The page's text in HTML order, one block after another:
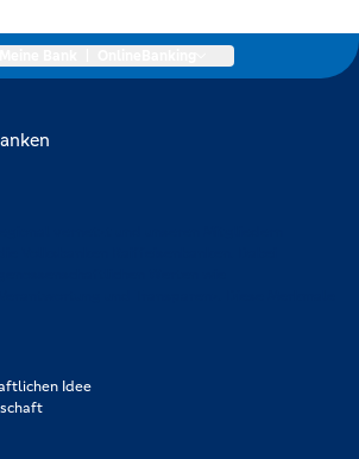
Idee